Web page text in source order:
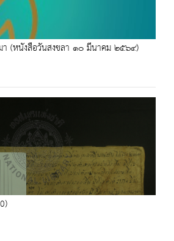
(หนังสือวันสงขลา ๑๐ มีนาคม ๒๕๖๔)